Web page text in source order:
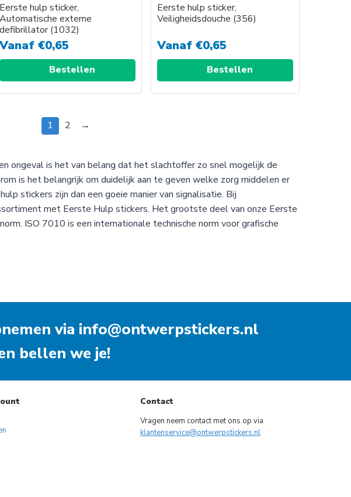
productpagina
Eerste hulp sticker,
Automatische externe
defibrillator (1032)
Vanaf€0,65
Bestellen
Eerste hulp sticker,
Veiligheidsdouche (356)
Vanaf€0,65
Bestellen
1 2 →
ongeval is het van belang dat het slachtoffer zo snel mogelijk de
is het belangrijk om duidelijk aan te geven welke zorg middelen er
stickers zijn dan een goeie manier van signalisatie. Bij
met Eerste Hulp stickers. Het grootste deel van onze Eerste
ISO 7010 is een internationale technische norm voor grafische
via info@ontwerpstickers.nl
bellen we je!
Contact
Vragen neem contact met ons op via
klantenservice@ontwerpstickers.nl